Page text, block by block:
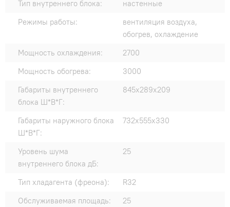
Тип внутреннего блока:
настенные
Режимы работы:
вентиляция воздуха,
обогрев, охлаждение
Мощность охлаждения:
2700
Мощность обогрева:
3000
Габариты внутреннего
блока Ш*В*Г:
845х289х209
Габариты наружного блока
Ш*В*Г:
732х555х330
Уровень шума
внутреннего блока дБ:
25
Тип хладагента (фреона):
R32
Обслуживаемая площадь:
25